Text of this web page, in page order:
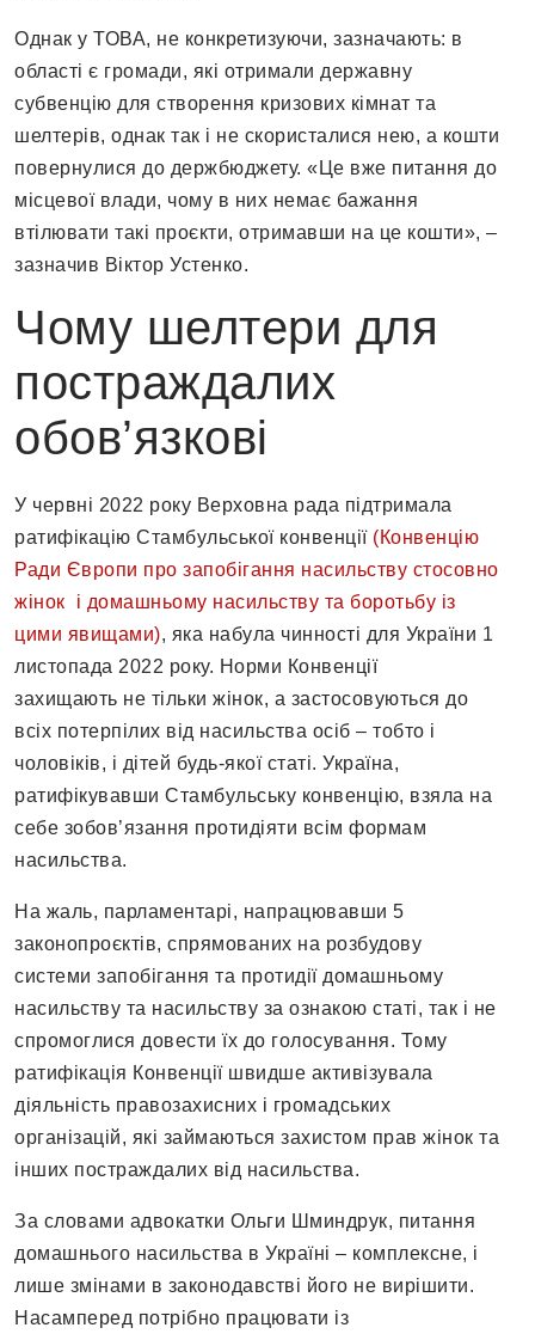
Однак у ТОВА, не конкретизуючи, зазначають: в
області є громади, які отримали державну
субвенцію для створення кризових кімнат та
шелтерів, однак так і не скористалися нею, а кошти
повернулися до держбюджету. «Це вже питання до
місцевої влади, чому в них немає бажання
втілювати такі проєкти, отримавши на це кошти», –
зазначив Віктор Устенко.
Чому шелтери для
постраждалих
обов’язкові
У червні 2022 року Верховна рада підтримала
ратифікацію Стамбульської конвенції (Конвенцію
Ради Європи про запобігання насильству стосовно
жінок і домашньому насильству та боротьбу із
цими явищами), яка набула чинності для України 1
листопада 2022 року. Норми Конвенції
захищають не тільки жінок, а застосовуються до
всіх потерпілих від насильства осіб – тобто і
чоловіків, і дітей будь-якої статі. Україна,
ратифікувавши Стамбульську конвенцію, взяла на
себе зобов’язання протидіяти всім формам
насильства.
На жаль, парламентарі, напрацювавши 5
законопроєктів, спрямованих на розбудову
системи запобігання та протидії домашньому
насильству та насильству за ознакою статі, так і не
спромоглися довести їх до голосування. Тому
ратифікація Конвенції швидше активізувала
діяльність правозахисних і громадських
організацій, які займаються захистом прав жінок та
інших постраждалих від насильства.
За словами адвокатки Ольги Шминдрук, питання
домашнього насильства в Україні – комплексне, і
лише змінами в законодавстві його не вирішити.
Насамперед потрібно працювати із